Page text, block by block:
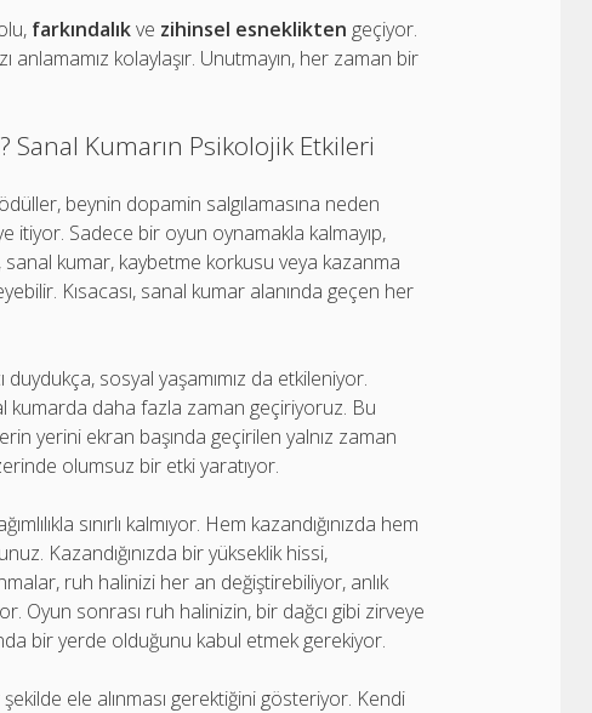
farkındalıkve zihinsel esneklikten geçiyor.
anlamamız kolaylaşır. Unutmayın, her zaman bir
Sanal Kumarın Psikolojik Etkileri
beynin dopamin salgılamasına neden
itiyor. Sadece bir oyun oynamakla kalmayıp,
sanal kumar, kaybetme korkusu veya kazanma
Kısacası, sanal kumar alanında geçen her
sosyal yaşamımız da etkileniyor.
kumarda daha fazla zaman geçiriyoruz. Bu
yerini ekran başında geçirilen yalnız zaman
olumsuz bir etki yaratıyor.
sınırlı kalmıyor. Hem kazandığınızda hem
Kazandığınızda bir yükseklik hissi,
ruh halinizi her an değiştirebiliyor, anlık
Oyun sonrası ruh halinizin, bir dağcı gibi zirveye
bir yerde olduğunu kabul etmek gerekiyor.
ele alınması gerektiğini gösteriyor. Kendi